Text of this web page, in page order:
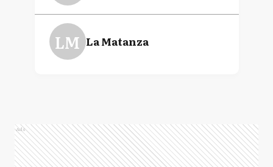
LM La Matanza
Ads